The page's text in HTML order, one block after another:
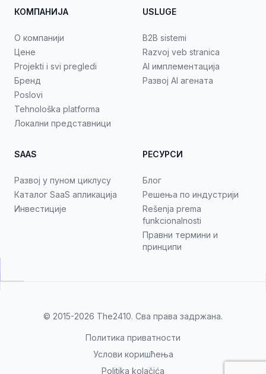
КОМПАНИЈА
О компанији
Цене
Projekti i svi pregledi
Бренд
Poslovi
Tehnološka platforma
Локални представници
USLUGE
B2B sistemi
Razvoj veb stranica
AI имплементација
Развој AI агената
SAAS
Развој у пуном циклусу
Каталог SaaS апликација
Инвестиције
РЕСУРСИ
Блог
Решења по индустрији
Rešenja prema
funkcionalnosti
Правни термини и
принципи
© 2015-2026 The2410. Сва права задржана.
Политика приватности
Услови коришћења
Politika kolačića